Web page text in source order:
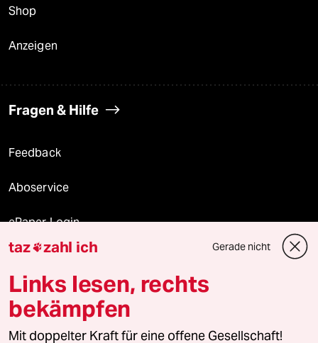
Shop
Anzeigen
Fragen & Hilfe
Feedback
Aboservice
ePaper Login
Downloads für Abonnierende
© 2026 taz Verlags und Vertriebs GmbH
Alle Rechte vorbehalten. Bei rechtlichen Fragen oder für Genehmigungen
taz zahl ich Gerade nicht
Links lesen, rechts
bekämpfen
Mit doppelter Kraft für eine offene Gesellschaft!